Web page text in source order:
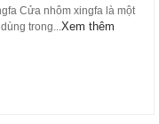
Cửa nhôm xingfa là một
trong... Xem thêm